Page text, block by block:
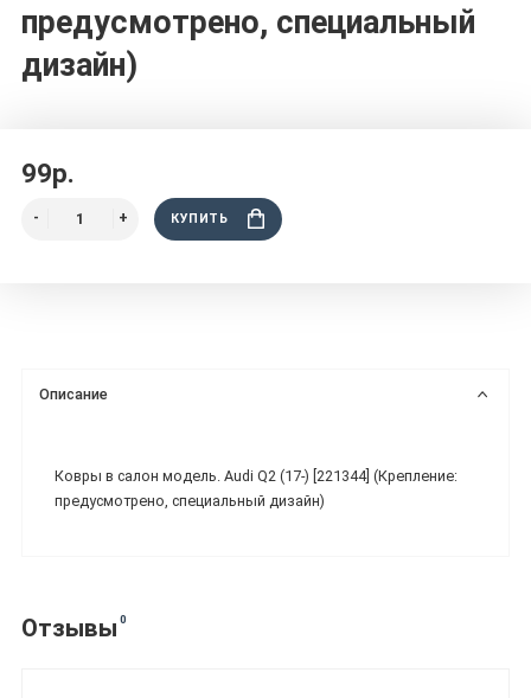
предусмотрено, специальный
дизайн)
99р.
КУПИТЬ
Описание
Ковры в салон модель. Audi Q2 (17-) [221344] (Крепление:
предусмотрено, специальный дизайн)
Отзывы 0